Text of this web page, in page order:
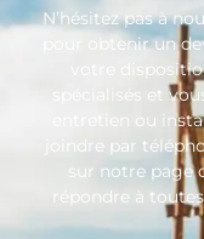
N’hésitez pas à
pour obtenir un
votre
spécialisés et
entretien ou
joindre par
sur notre page
répondre à